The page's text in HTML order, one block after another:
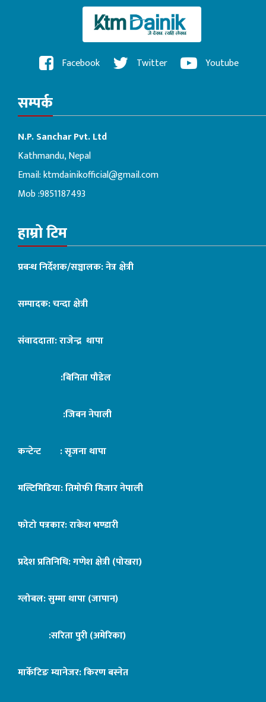
Facebook Twitter Youtube
सम्पर्क
N.P. Sanchar Pvt. Ltd
Kathmandu, Nepal
Email:ktmdainikofficial@gmail.com
Mob :9851187493
हाम्रो टिम
प्रबन्ध निर्देशक/सञ्चालक: नेत्र क्षेत्री
सम्पादक: चन्दा क्षेत्री
संवाददाता: राजेन्द्र थापा
:बिनिता पौडेल
:जिबन नेपाली
कन्टेन्ट : सृजना थापा
मल्टिमिडिया: तिमोफी मिजार नेपाली
फोटो पत्रकार: राकेश भण्डारी
प्रदेश प्रतिनिधि: गणेश क्षेत्री (पोखरा)
ग्लोबल: सुम्मा थापा (जापान)
:सरिता पुरी (अमेरिका)
मार्केटिङ म्यानेजर: किरण बस्नेत